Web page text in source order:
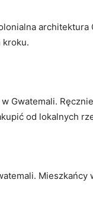
kroku.
Gwatemali.
od lokalnych